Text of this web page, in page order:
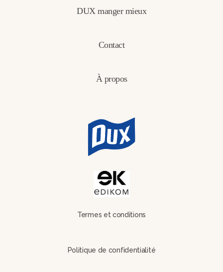
DUX manger mieux
Contact
À propos
Termes et conditions
Politique de confidentialité